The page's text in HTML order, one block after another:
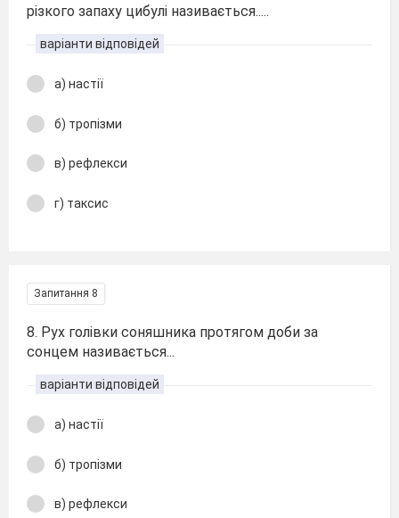
різкого запаху цибулі називається.....
варіанти відповідей
а) настії
б) тропізми
в) рефлекси
г) таксис
Запитання 8
8. Рух голівки соняшника протягом доби за
сонцем називається...
варіанти відповідей
а) настії
б) тропізми
в) рефлекси